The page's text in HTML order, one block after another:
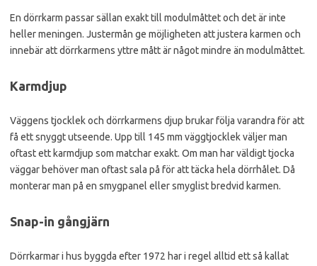
En dörrkarm passar sällan exakt till modulmåttet och det är inte
heller meningen. Justermån ge möjligheten att justera karmen och
innebär att dörrkarmens yttre mått är något mindre än modulmåttet.
Karmdjup
Väggens tjocklek och dörrkarmens djup brukar följa varandra för att
få ett snyggt utseende. Upp till 145 mm väggtjocklek väljer man
oftast ett karmdjup som matchar exakt. Om man har väldigt tjocka
väggar behöver man oftast sala på för att täcka hela dörrhålet. Då
monterar man på en smygpanel eller smyglist bredvid karmen.
Snap-in gångjärn
Dörrkarmar i hus byggda efter 1972 har i regel alltid ett så kallat